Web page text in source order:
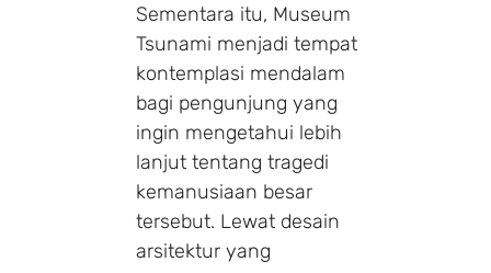
Sementara itu, Museum
Tsunami menjadi tempat
kontemplasi mendalam
bagi pengunjung yang
ingin mengetahui lebih
lanjut tentang tragedi
kemanusiaan besar
tersebut. Lewat desain
arsitektur yang